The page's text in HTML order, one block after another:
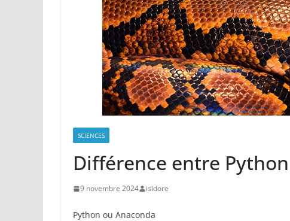
SCIENCES
Différence entre
9 novembre 2024 isidore
Python ou Anaconda